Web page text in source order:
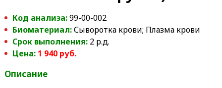
Код анализа:99-00-002
Биоматериал:Сыворотка крови; Плазма крови
Срок выполнения:2 р.д.
Цена: 1 940 руб.
Описание